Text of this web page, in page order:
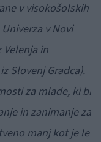
v visokošolskih
v Novi
Velenja in
Slovenj Gradca).
za mlade, ki bi
in zanimanje za
manj kot je le